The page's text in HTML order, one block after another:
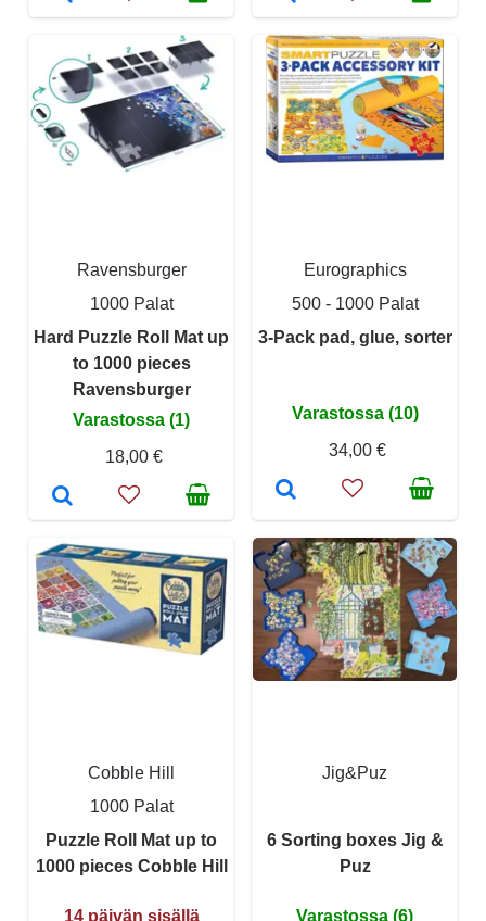
Ravensburger
1000 Palat
Hard Puzzle Roll Mat up
to 1000 pieces
Ravensburger
Varastossa (1)
18,00 €
Eurographics
500 - 1000 Palat
3-Pack pad, glue, sorter
Varastossa (10)
34,00 €
Cobble Hill
1000 Palat
Puzzle Roll Mat up to
1000 pieces Cobble Hill
14 päivän sisällä
Jig&Puz
6 Sorting boxes Jig &
Puz
Varastossa (6)